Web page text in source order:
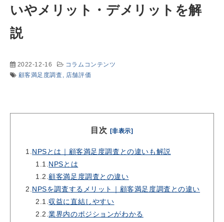
実績
いやメリット・デメリットを解
説
2022-12-16
コラムコンテンツ
顧客満足度調査
店舗評価
目次 [非表示]
1. NPSとは｜顧客満足度調査との違いも解説
1.1. NPSとは
1.2. 顧客満足度調査との違い
2. NPSを調査するメリット｜顧客満足度調査との違い
2.1. 収益に直結しやすい
2.2.業界内のポジションがわかる